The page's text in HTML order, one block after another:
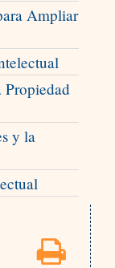
Ampliar
Propiedad
y la